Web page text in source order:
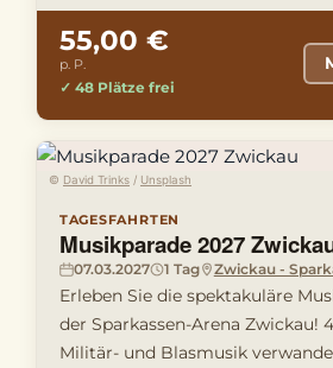
innovative Produkte, regionale
55,00 €
p. P.
✓ 48 Plätze frei
© David Trinks / Unsplash
TAGESFAHRTEN
Musikparade 2027
07.03.2027 1 Tag Zwickau -
Erleben Sie die spektakuläre
der Sparkassen-Arena Zwickau!
Militär- und Blasmusik